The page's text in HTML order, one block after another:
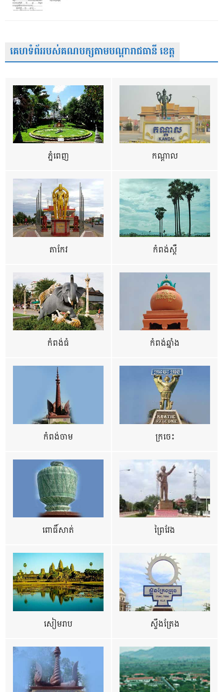
គេហទំព័ររបស់គណបក្សតាមបណ្តារាជធានី ខេត្ត
ភ្នំពេញ កណ្តាល
តាកែវ កំពង់ស្ពឺ
កំពង់ធំ កំពង់ឆ្នាំង
កំពង់ចាម ក្រចេះ
ពោធិ៍សាត់ ព្រៃវែង
សៀមរាប ស្ទឹងត្រែង